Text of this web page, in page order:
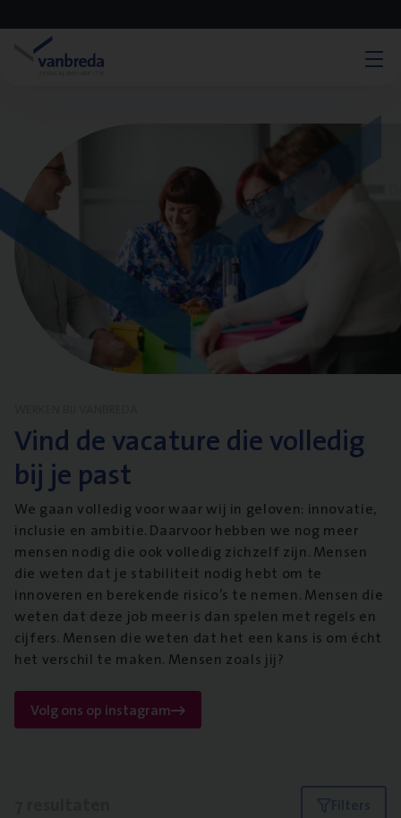
Vind de vacature die volledig
bij je past
We gaan volledig voor waar wij in geloven: innovatie,
inclusie en ambitie. Daarvoor hebben we nog meer
mensen nodig die ook volledig zichzelf zijn. Mensen
die weten dat je stabiliteit nodig hebt om te
innoveren en berekende risico’s te nemen. Mensen die
weten dat deze job meer is dan spelen met regels en
cijfers. Mensen die weten dat het een kans is om écht
het verschil te maken. Mensen zoals jij?
Volg ons op instagram
Filters